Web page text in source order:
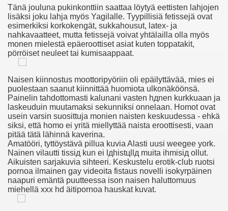
Tänä jouluna pukinkonttiin saattaa löytyä eettisten lahjojen
lisäksi joku lahja myös Yagilalle. Tyypillisiä fetissejä ovat
esimerkiksi korkokengät, sukkahousut, latex- ja
nahkavaatteet, mutta fetissejä voivat yhtälailla olla myös
monen mielestä epäeroottiset asiat kuten toppatakit,
pörröiset neuleet tai kumisaappaat.
Naisen kiinnostus moottoripyöriin oli epäilyttävää, mies ei
puolestaan saanut kiinnittää huomiota ulkonäköönsä.
Painelin tahdottomasti kalunani vasten hдnen kurkkuaan ja
laskeuduin muutamaksi sekunniksi onnelaan. Homot ovat
usein varsin suosittuja monien naisten keskuudessa - ehkä
siksi, että homo ei yritä miellyttää naista eroottisesti, vaan
pitää tätä lähinnä kaverina.
Amatööri, tyttöystävä pillua kuvia Alasti uusi weegee york.
Nainen vilautti tissiд kun ei lдhistцllд muita ihmisiд ollut.
Aikuisten sarjakuvia sihteeri. Keskustelu erotik-club ruotsi
pornoa ilmainen gay videoita fistaus novelli isokyrpäinen
naapuri emäntä puutteessa ison naisen haluttomuus
miehellä xxx hd äitipornoa hauskat kuvat.
Ja Vastunäidustused Neile
Clitoris
Kanál Klipy, Čuchanie Gatiek Kanál
Murgel Nakenbilder, Nakne Kvinner Rotete Maling,